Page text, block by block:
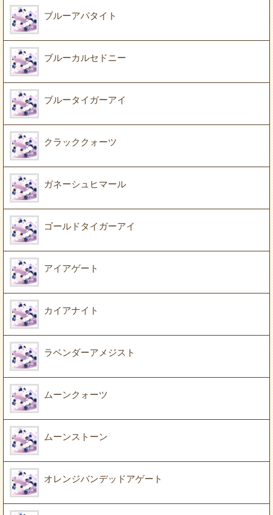
ブルーアパタイト
ブルーカルセドニー
ブルータイガーアイ
クラッククォーツ
ガネーシュヒマール
ゴールドタイガーアイ
アイアゲート
カイアナイト
ラベンダーアメジスト
ムーンクォーツ
ムーンストーン
オレンジバンデッドアゲート